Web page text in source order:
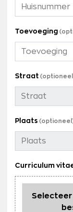
Toevoeging
Straat
Plaats
Curriculum
Selecteer